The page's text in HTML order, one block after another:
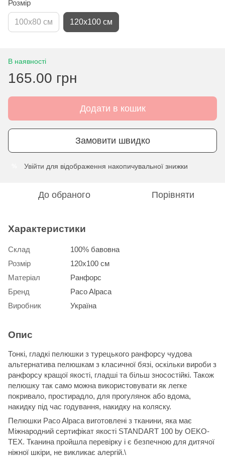
Розмір
100х80 см 120х100 см
В наявності
165.00 грн
Додати в кошик
Замовити швидко
Увійти для відображення накопичувальної знижки
До обраного Порівняти
Характеристики
Склад
100% бавовна
Розмір
120х100 см
Матеріал
Ранфорс
Бренд
Paco Alpaca
Виробник
Україна
Опис
Тонкі, гладкі пелюшки з турецького ранфорсу чудова
альтернатива пелюшкам з класичної бязі, оскільки вироби з
ранфорсу кращої якості, гладші та більш зносостійкі. Також
пелюшку так само можна використовувати як легке
покривало, простирадло, для прогулянок або вдома,
накидку під час годування, накидку на коляску.
Пелюшки Paco Alpaca виготовлені з тканини, яка має
Міжнародний сертифікат якості STANDART 100 by OEKO-
TEX. Тканина пройшла перевірку і є безпечною для дитячої
ніжної шкіри, не викликає алергій.\